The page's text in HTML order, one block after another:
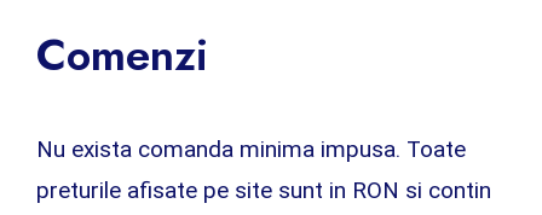
Comenzi
Nu exista comanda minima impusa. Toate
preturile afisate pe site sunt in RON si contin